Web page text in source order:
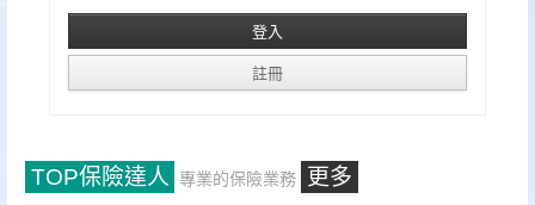
TOP保險達人 專業的保險業務 更多